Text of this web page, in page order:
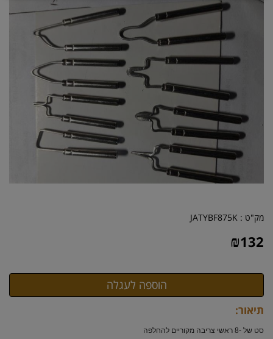
מק"ט : JATYBF875K
₪132
תיאור:
סט של -8 ראשי צריבה מקוריים להחלפה